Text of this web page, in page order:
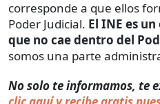
corresponde a que ellos
Poder Judicial. El INE es
que no cae dentro del
somos una parte
No solo te informamos, te